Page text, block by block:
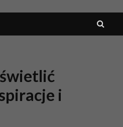
Edinos
i